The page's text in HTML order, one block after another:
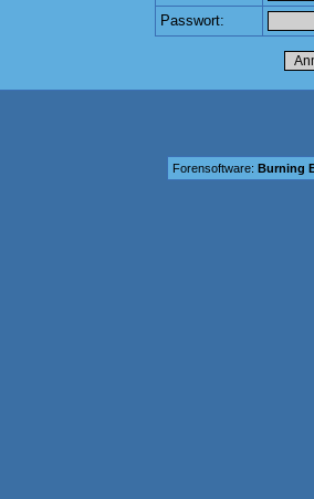
Passwort:
Forensoftware: Burning